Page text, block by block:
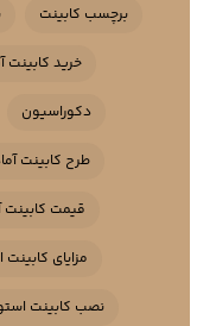
برچسب کابینت
خرید کابینت
دکوراسیون
طرح کابینت
قیمت کابینت
مزایای کابینت
نصب کابینت